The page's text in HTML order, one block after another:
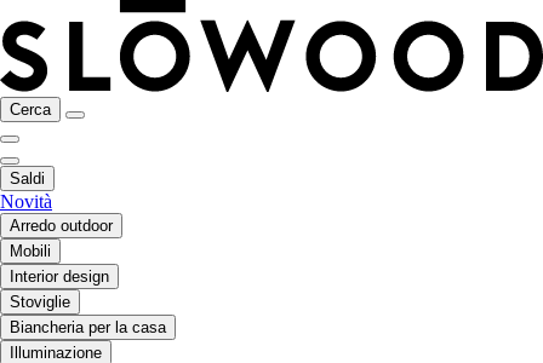
Cerca
Saldi
Novità
Arredo outdoor
Mobili
Interior design
Stoviglie
Biancheria per la casa
Illuminazione